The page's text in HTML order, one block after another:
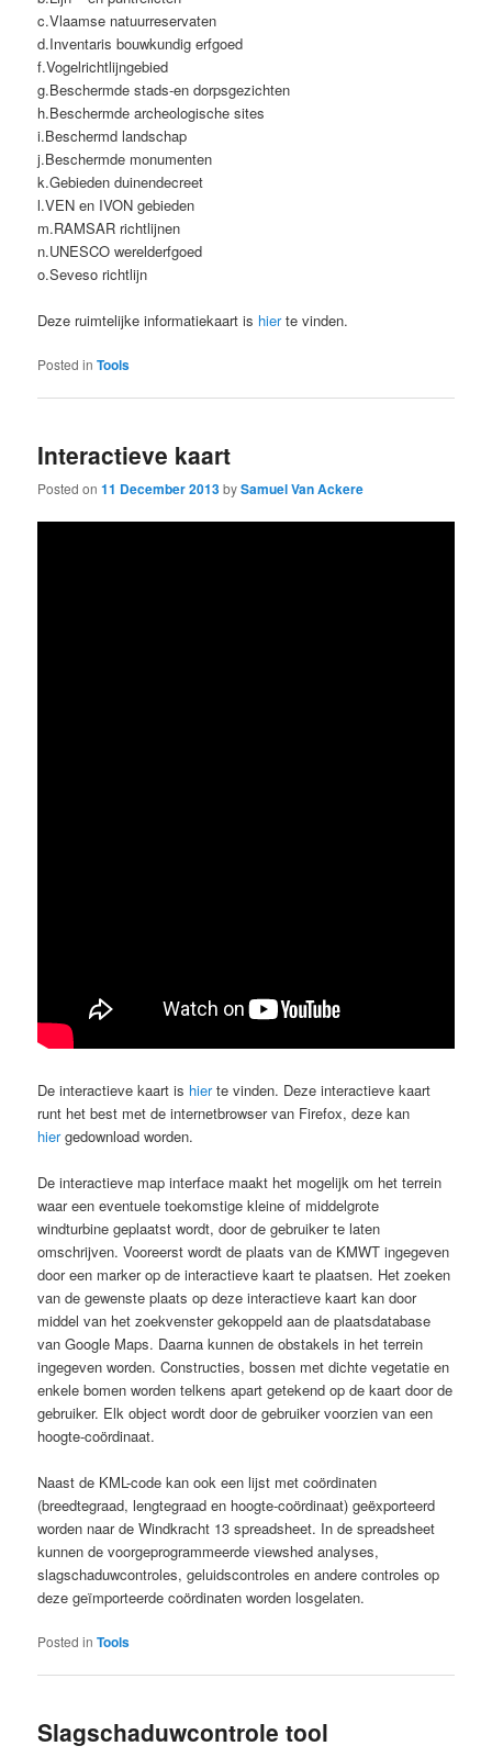
c.Vlaamse natuurreservaten
d.Inventaris bouwkundig erfgoed
f.Vogelrichtlijngebied
g.Beschermde stads-en dorpsgezichten
h.Beschermde archeologische sites
i.Beschermd landschap
j.Beschermde monumenten
k.Gebieden duinendecreet
l.VEN en IVON gebieden
m.RAMSAR richtlijnen
n.UNESCO werelderfgoed
o.Seveso richtlijn
Deze ruimtelijke informatiekaart is hierte vinden.
Posted in Tools
Interactieve kaart
Posted on11 December 2013bySamuel Van Ackere
De interactieve kaart is hierte vinden. Deze interactieve kaart
runt het best met de internetbrowser van Firefox, deze kan
hiergedownload worden.
De interactieve map interface maakt het mogelijk om het terrein
waar een eventuele toekomstige kleine of middelgrote
windturbine geplaatst wordt, door de gebruiker te laten
omschrijven. Vooreerst wordt de plaats van de KMWT ingegeven
door een marker op de interactieve kaart te plaatsen. Het zoeken
van de gewenste plaats op deze interactieve kaart kan door
middel van het zoekvenster gekoppeld aan de plaatsdatabase
van Google Maps. Daarna kunnen de obstakels in het terrein
ingegeven worden. Constructies, bossen met dichte vegetatie en
enkele bomen worden telkens apart getekend op de kaart door de
gebruiker. Elk object wordt door de gebruiker voorzien van een
hoogte-coördinaat.
Naast de KML-code kan ook een lijst met coördinaten
(breedtegraad, lengtegraad en hoogte-coördinaat) geëxporteerd
worden naar de Windkracht 13 spreadsheet. In de spreadsheet
kunnen de voorgeprogrammeerde viewshed analyses,
slagschaduwcontroles, geluidscontroles en andere controles op
deze geïmporteerde coördinaten worden losgelaten.
Posted in Tools
Slagschaduwcontrole tool